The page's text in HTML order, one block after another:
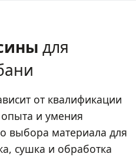
для
от квалификации
и умения
выбора материала для
сушка и обработка